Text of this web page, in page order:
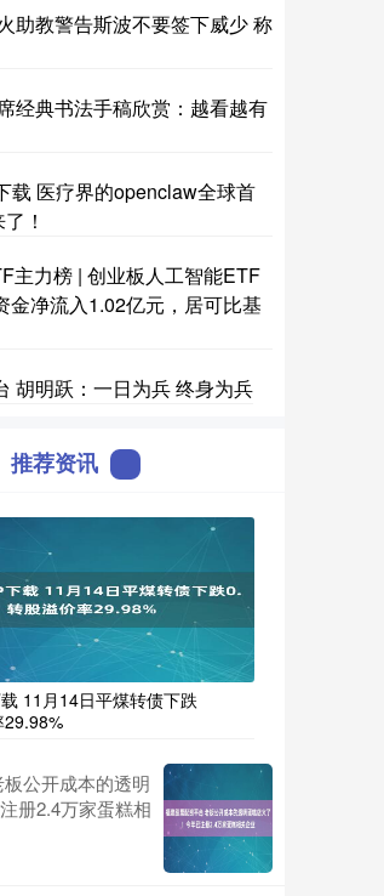
助教警告斯波不要签下威少 称
经典书法手稿欣赏：越看越有
载 医疗界的openclaw全球首
！
主力榜 | 创业板人工智能ETF
金净流入1.02亿元，居可比基
胡明跃：一日为兵 终身为兵
推荐资讯
11月14日平煤转债下跌
29.98%
公开成本的透明
册2.4万家蛋糕相